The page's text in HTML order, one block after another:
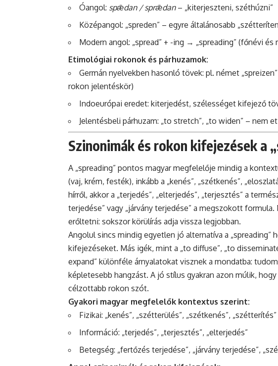
Óangol: spǣdan / sprǣdan– „kiterjeszteni, széthúzni”
Középangol: „spreden” – egyre általánosabb
Modern angol: „spread” + -ing → „spreading” (főnévi és
Etimológiai rokonok és párhuzamok:
Germán nyelvekben hasonló tövek: pl. német
rokon jelentéskör)
Indoeurópai eredet: kiterjedést, szélességet kifejező
Jelentésbeli párhuzam: „to stretch”, „to widen” – nem
Szinonimák és rokon kifejezések a
A „spreading” pontos magyar megfelelője mindig a
(vaj, krém, festék), inkább a „kenés”, „szétkenés”,
hírről, akkor a „terjedés”, „elterjedés”, „terjesztés” a
terjedése” vagy „járvány terjedése” a megszokott
erőltetni: sokszor körülírás adja vissza legjobban.
Angolul sincs mindig egyetlen jó alternatíva a „spreading”
kifejezéseket. Más igék, mint a „to diffuse”, „to
expand” különféle árnyalatokat visznek a mondatba:
képletesebb hangzást. A jó stílus gyakran azon múlik,
célzottabb rokon szót.
Gyakori magyar megfelelők kontextus szerint:
Fizikai: „kenés”, „szétterülés”, „szétkenés”, „szétterítés”
Információ: „terjedés”, „terjesztés”, „elterjedés”
Betegség: „fertőzés terjedése”, „járvány terjedése”,